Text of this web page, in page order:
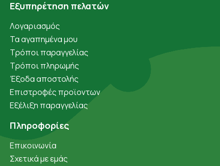
Εξυπηρέτηση πελατών
Λογαριασμός
Τα αγαπημένα μου
Τρόποι παραγγελίας
Τρόποι πληρωμής
Έξοδα αποστολής
Επιστροφές προϊοντων
Εξέλιξη παραγγελίας
Πληροφορίες
Επικοινωνία
Σχετικά με εμάς